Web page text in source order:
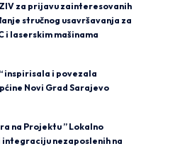
za prijavu zainteresovanih
stručnog usavršavanja za
i laserskim mašinama
inspirisala i povezala
Novi Grad Sarajevo
na Projektu ” Lokalno
nezaposlenih na